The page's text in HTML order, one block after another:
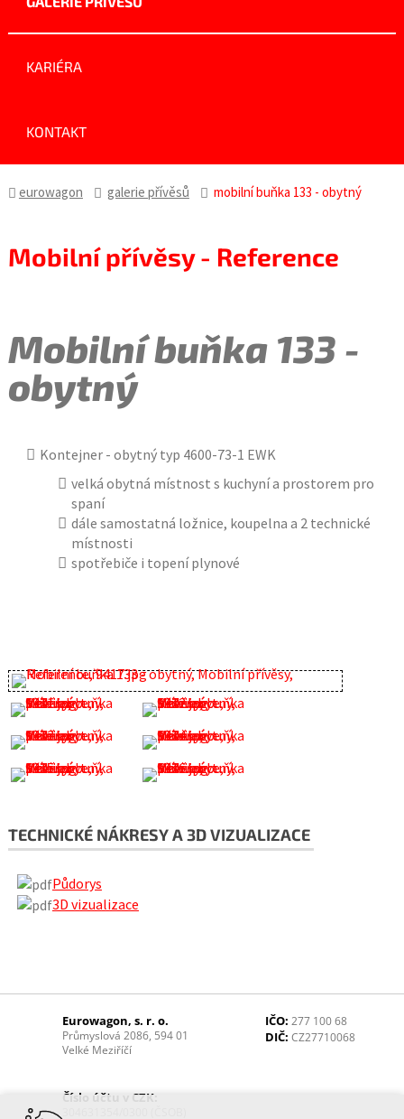
KARIÉRA
KONTAKT
eurowagon galerie přívěsů mobilní buňka 133 - obytný
Mobilní přívěsy - Reference
Mobilní buňka 133 -
obytný
Kontejner - obytný typ 4600-73-1 EWK
velká obytná místnost s kuchyní a prostorem pro
spaní
dále samostatná ložnice, koupelna a 2 technické
místnosti
spotřebiče i topení plynové
TECHNICKÉ NÁKRESY A 3D VIZUALIZACE
Půdorys
3D vizualizace
Eurowagon, s. r. o.
Průmyslová 2086, 594 01
Velké Meziříčí
IČO: 277 100 68
DIČ: CZ27710068
Číslo účtu v CZK: